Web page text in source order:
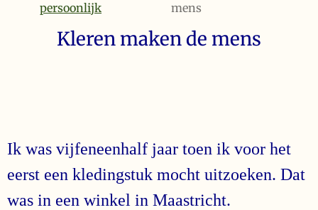
persoonlijk
mens
Kleren maken de mens
Ik was vijfeneenhalf jaar toen ik voor het
eerst een kledingstuk mocht uitzoeken. Dat
was in een winkel in Maastricht.